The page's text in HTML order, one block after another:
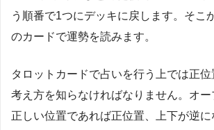
う順番で1つにデッキに戻します。そこ
のカードで運勢を読みます。
タロットカードで占いを行う上では正位
考え方を知らなければなりません。オ
正しい位置であれば正位置、上下が逆